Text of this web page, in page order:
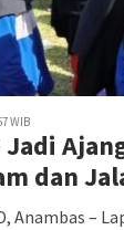
WIB
Jadi
dan
Anambas –